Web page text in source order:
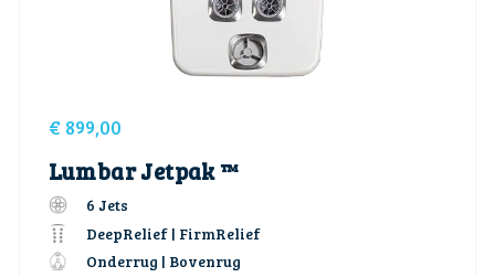
€ 899,00
Lumbar Jetpak ™
6 Jets
DeepRelief | FirmRelief
Onderrug | Bovenrug